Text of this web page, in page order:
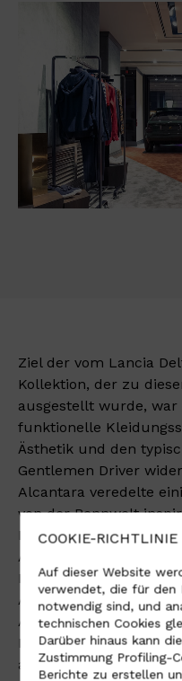
Ziel der vom Lancia
Kollektion, der zu
ausgestellt wurde, war
funktionelle
Ästhetik und den
Gentlemen Driver
Alcantara veredelte
von der Rennwelt
Helmhalterung und
Autowerkzeugsatz, der
Handwerkern von
Außerdem ist die
Amos entworfen
Marke wurde vom
ausgewählt, für die
COOKIE-RICHTLINIE
Auf dieser Website
verwendet, die für den
notwendig sind, und
technischen Cookies
Darüber hinaus kann
Zustimmung Profiling-
Berichte zu erstellen